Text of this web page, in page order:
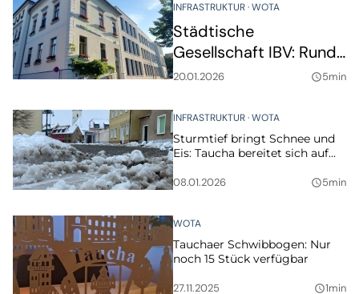
Warum am PartheBad
aktuell gebaut wird
INFRASTRUKTUR WOTA
Städtische
Gesellschaft IBV: Rund
1,7 Millionen Euro für
Modernisierung und
Wohnungsherrichtung
geplant
20.01.2026 query_builder5min
INFRASTRUKTUR WOTA
Sturmtief bringt Schnee und
Eis: Taucha bereitet sich auf
vor
08.01.2026 query_builder5min
WOTA
Tauchaer Schwibbogen: Nur
noch 15 Stück verfügbar
27.11.2025 query_builder1min